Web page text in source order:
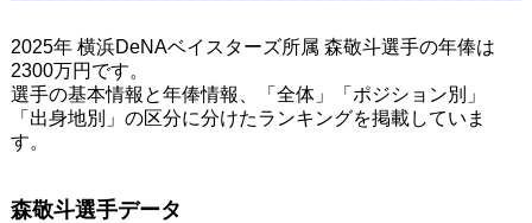
2025年 横浜DeNAベイスターズ所属 森敬斗選手の年俸は
2300万円です。
選手の基本情報と年俸情報、「全体」「ポジション別」
「出身地別」の区分に分けたランキングを掲載していま
す。
森敬斗選手データ